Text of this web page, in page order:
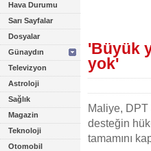
Hava Durumu
Sarı Sayfalar
Dosyalar
Günaydın
Televizyon
Astroloji
Sağlık
Magazin
Teknoloji
Otomobil
'Büyük
yok'
Maliye, DPT
desteğin
tamamını